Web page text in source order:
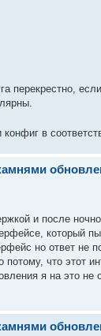
перекрестно,
в
и после
который
но ответ не
что этот
я на это не